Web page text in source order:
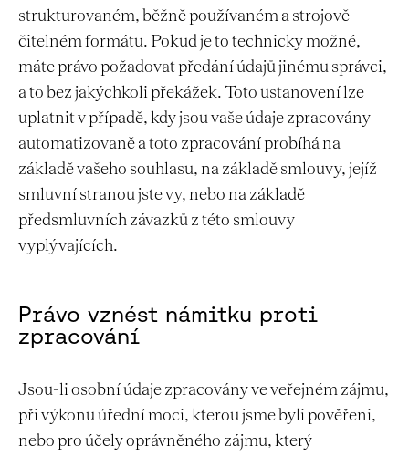
strukturovaném, běžně používaném a strojově
čitelném formátu. Pokud je to technicky možné,
máte právo požadovat předání údajů jinému správci,
a to bez jakýchkoli překážek. Toto ustanovení lze
uplatnit v případě, kdy jsou vaše údaje zpracovány
automatizovaně a toto zpracování probíhá na
základě vašeho souhlasu, na základě smlouvy, jejíž
smluvní stranou jste vy, nebo na základě
předsmluvních závazků z této smlouvy
vyplývajících.
Právo vznést námitku proti
zpracování
Jsou-li osobní údaje zpracovány ve veřejném zájmu,
při výkonu úřední moci, kterou jsme byli pověřeni,
nebo pro účely oprávněného zájmu, který